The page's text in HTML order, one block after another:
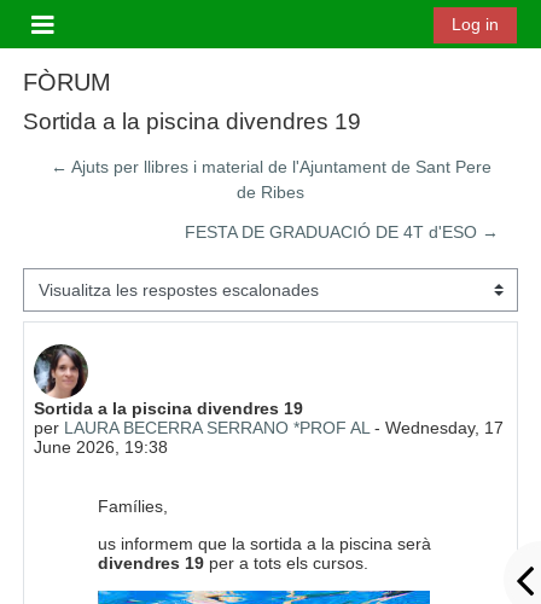
Panell lateral
Log in
FÒRUM
Sortida a la piscina divendres 19
← Ajuts per llibres i material de l'Ajuntament de Sant Pere
de Ribes
FESTA DE GRADUACIÓ DE 4T d'ESO →
Mode de visualització
Sortida a la piscina divendres 19
per LAURA BECERRA SERRANO *PROF AL -Wednesday, 17
June 2026, 19:38
Nombre de respostes: 0
Famílies,
us informem que la sortida a la piscina serà
divendres 19per a tots els cursos.